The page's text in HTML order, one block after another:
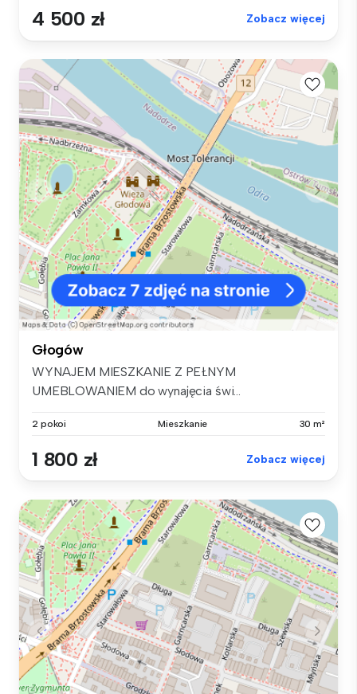
4 500 zł Zobacz więcej
Głogów
WYNAJEM MIESZKANIE Z PEŁNYM
UMEBLOWANIEM do wynajęcia świ...
2 pokoi Mieszkanie 30 m²
1 800 zł Zobacz więcej